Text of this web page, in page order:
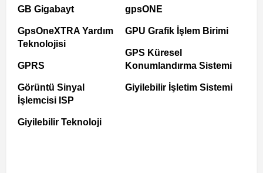
GB Gigabayt
GpsOneXTRA Yardım
Teknolojisi
GPRS
Görüntü Sinyal
İşlemcisi ISP
Giyilebilir Teknoloji
gpsONE
GPU Grafik İşlem Birimi
GPS Küresel
Konumlandırma Sistemi
Giyilebilir İşletim Sistemi